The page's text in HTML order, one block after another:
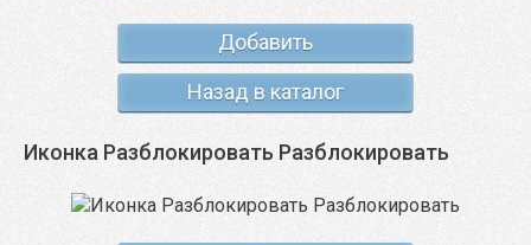
Добавить
Назад в каталог
Иконка Разблокировать Разблокировать